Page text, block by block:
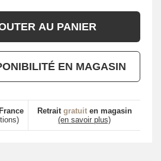
AU PANIER
EN MAGASIN
Retrait gratuiten magasin
(en savoir plus)